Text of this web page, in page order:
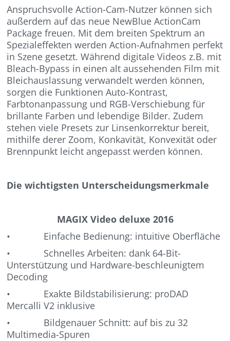
Anspruchsvolle Action-Cam-Nutzer können sich
außerdem auf das neue NewBlue ActionCam
Package freuen. Mit dem breiten Spektrum an
Spezialeffekten werden Action-Aufnahmen perfekt
in Szene gesetzt. Während digitale Videos z.B. mit
Bleach-Bypass in einen alt aussehenden Film mit
Bleichauslassung verwandelt werden können,
sorgen die Funktionen Auto-Kontrast,
Farbtonanpassung und RGB-Verschiebung für
brillante Farben und lebendige Bilder. Zudem
stehen viele Presets zur Linsenkorrektur bereit,
mithilfe derer Zoom, Konkavität, Konvexität oder
Brennpunkt leicht angepasst werden können.
Die wichtigsten Unterscheidungsmerkmale
MAGIX Video deluxe 2016
• Einfache Bedienung: intuitive Oberfläche
• Schnelles Arbeiten: dank 64-Bit-
Unterstützung und Hardware-beschleunigtem
Decoding
• Exakte Bildstabilisierung: proDAD
Mercalli V2 inklusive
• Bildgenauer Schnitt: auf bis zu 32
Multimedia-Spuren